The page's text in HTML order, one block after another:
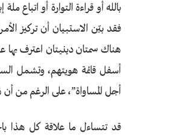
بالله أو قراءة التوارة أو اتباع
فقد بيّن الاستبيان أن تركيز
هناك سمتان دينيتان اعترف
أسفل قائمة هويتهم، وتشمل
أجل المساواة”، على الرغم من
قد تتساءل ما علاقة كل هذا